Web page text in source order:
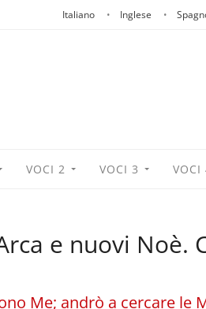
Italiano Inglese
VOCI 2 VOCI 3 VOCI
e nuovi Noè.
Me; andrò a cercare le